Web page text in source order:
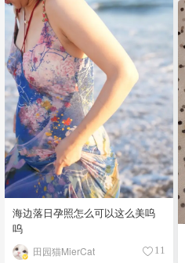
海边落日孕照怎么可以这么美呜
呜
田园猫MierCat 11